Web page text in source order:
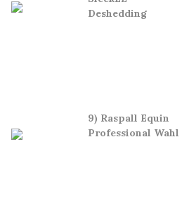
Deshedding
9) Raspall Equin
Professional Wahl